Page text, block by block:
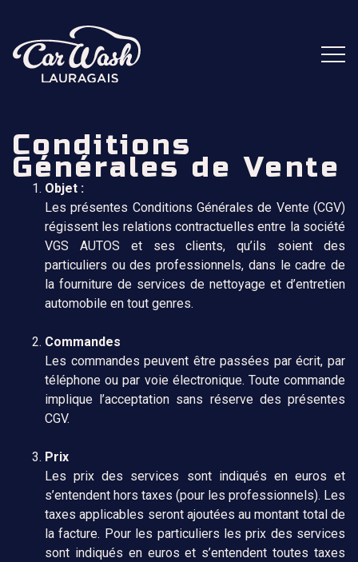
Conditions
Générales de Vente
Objet :
Les présentes Conditions Générales de Vente (CGV)
régissent les relations contractuelles entre la société
VGS AUTOS et ses clients, qu’ils soient des
particuliers ou des professionnels, dans le cadre de
la fourniture de services de nettoyage et d’entretien
automobile en tout genres.
Commandes
Les commandes peuvent être passées par écrit, par
téléphone ou par voie électronique. Toute commande
implique l’acceptation sans réserve des présentes
CGV.
Prix
Les prix des services sont indiqués en euros et
s’entendent hors taxes (pour les professionnels). Les
taxes applicables seront ajoutées au montant total de
la facture. Pour les particuliers les prix des services
sont indiqués en euros et s’entendent toutes taxes